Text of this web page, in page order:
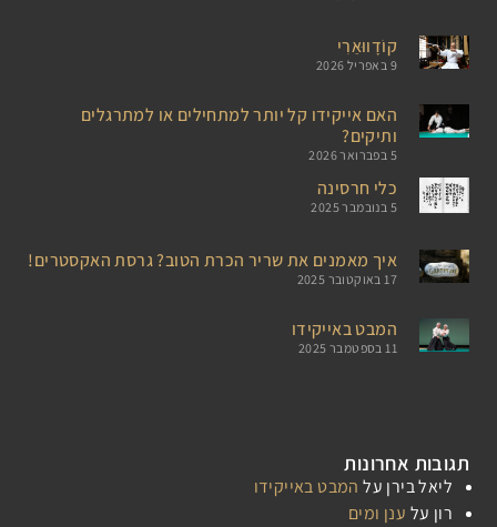
קוֹדָווּאַרִי
9 באפריל 2026
האם אייקידו קל יותר למתחילים או למתרגלים
ותיקים?
5 בפברואר 2026
כלי חרסינה
5 בנובמבר 2025
איך מאמנים את שריר הכרת הטוב? גרסת האקסטרים!
17 באוקטובר 2025
המבט באייקידו
11 בספטמבר 2025
תגובות אחרונות
ליאל בירן על המבט באייקידו
רון על ענן ומים